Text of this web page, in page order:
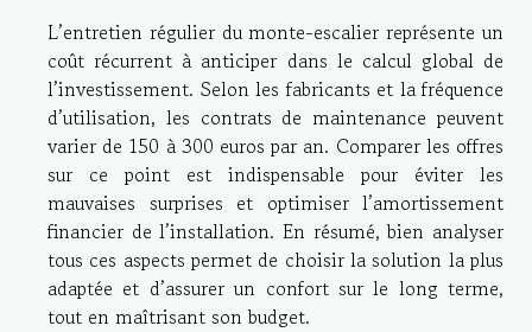
L’entretien régulier du monte-escalier représente un
coût récurrent à anticiper dans le calcul global de
l’investissement. Selon les fabricants et la fréquence
d’utilisation, les contrats de maintenance peuvent
varier de 150 à 300 euros par an. Comparer les offres
sur ce point est indispensable pour éviter les
mauvaises surprises et optimiser l’amortissement
financier de l’installation. En résumé, bien analyser
tous ces aspects permet de choisir la solution la plus
adaptée et d’assurer un confort sur le long terme,
tout en maîtrisant son budget.